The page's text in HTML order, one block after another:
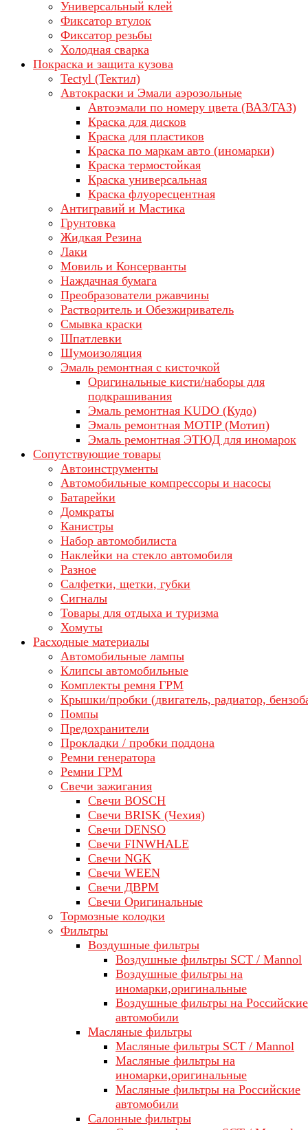
Универсальный клей
Фиксатор втулок
Фиксатор резьбы
Холодная сварка
Покраска и защита кузова
Tectyl (Тектил)
Автокраски и Эмали аэрозольные
Автоэмали по номеру цвета (ВАЗ/ГАЗ)
Краска для дисков
Краска для пластиков
Краска по маркам авто (иномарки)
Краска термостойкая
Краска универсальная
Краска флуоресцентная
Антигравий и Мастика
Грунтовка
Жидкая Резина
Лаки
Мовиль и Консерванты
Наждачная бумага
Преобразователи ржавчины
Растворитель и Обезжириватель
Смывка краски
Шпатлевки
Шумоизоляция
Эмаль ремонтная с кисточкой
Оригинальные кисти/наборы для
подкрашивания
Эмаль ремонтная KUDO (Кудо)
Эмаль ремонтная MOTIP (Мотип)
Эмаль ремонтная ЭТЮД для иномарок
Сопутствующие товары
Автоинструменты
Автомобильные компрессоры и насосы
Батарейки
Домкраты
Канистры
Набор автомобилиста
Наклейки на стекло автомобиля
Разное
Салфетки, щетки, губки
Сигналы
Товары для отдыха и туризма
Хомуты
Расходные материалы
Автомобильные лампы
Клипсы автомобильные
Комплекты ремня ГРМ
Крышки/пробки (двигатель, радиатор,
Помпы
Предохранители
Прокладки / пробки поддона
Ремни генератора
Ремни ГРМ
Свечи зажигания
Свечи BOSCH
Свечи BRISK (Чехия)
Свечи DENSO
Свечи FINWHALE
Свечи NGK
Свечи WEEN
Свечи ДВРМ
Свечи Оригинальные
Тормозные колодки
Фильтры
Воздушные фильтры
Воздушные фильтры SCT / Mannol
Воздушные фильтры на
иномарки,оригинальные
Воздушные фильтры на Российские
автомобили
Масляные фильтры
Масляные фильтры SCT / Mannol
Масляные фильтры на
иномарки,оригинальные
Масляные фильтры на Российские
автомобили
Салонные фильтры